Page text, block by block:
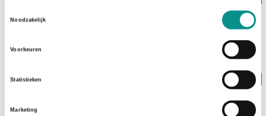
Noodzakelijk
Voorkeuren
Statistieken
Marketing
Op voorraad